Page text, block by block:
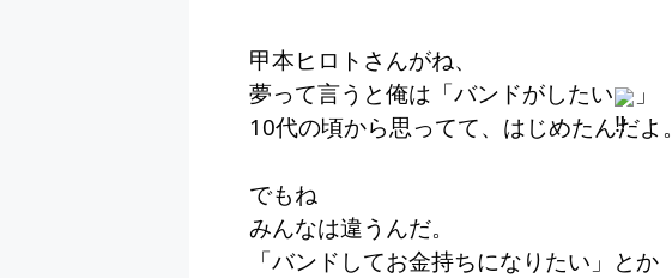
甲本ヒロトさんがね、
夢って言うと俺は「バンドがしたい
」
10代の頃から思ってて、はじめたんだよ。
でもね
みんなは違うんだ。
「バンドしてお金持ちになりたい」とか